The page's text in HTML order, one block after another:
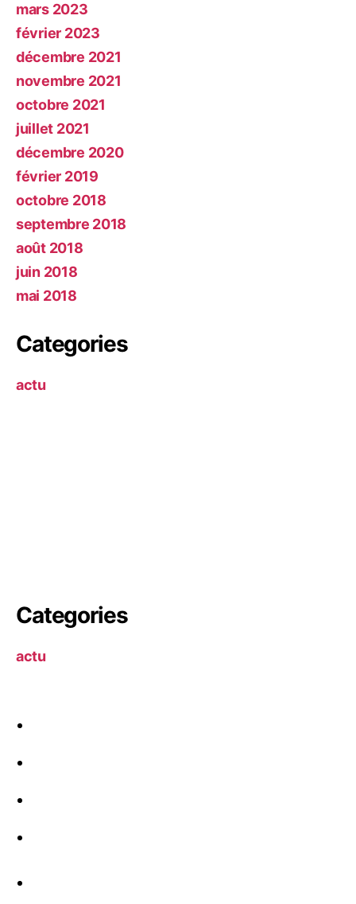
mars 2023
février 2023
décembre 2021
novembre 2021
octobre 2021
juillet 2021
décembre 2020
février 2019
octobre 2018
septembre 2018
août 2018
juin 2018
mai 2018
Categories
actu
Categories
actu